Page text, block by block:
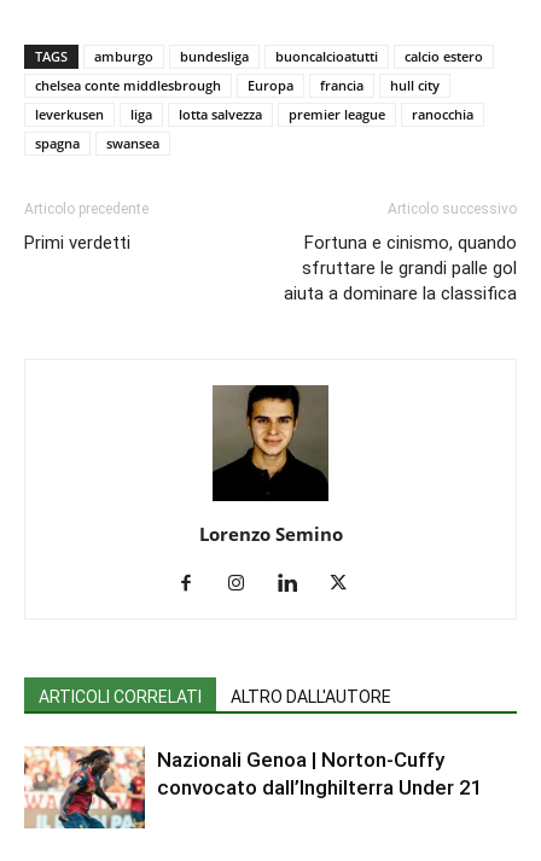
TAGS amburgo bundesliga buoncalcioatutti
calcio estero
chelsea conte middlesbrough
Europa francia
hull city
leverkusen
liga lotta salvezza premier league
ranocchia
spagna
swansea
Articolo precedente
Primi verdetti
Articolo successivo
Fortuna e cinismo, quando
sfruttare le grandi palle gol
aiuta a dominare la classifica
Lorenzo Semino
ARTICOLI CORRELATI ALTRO DALL'AUTORE
Nazionali Genoa | Norton-Cuffy
convocato dall’Inghilterra Under 21